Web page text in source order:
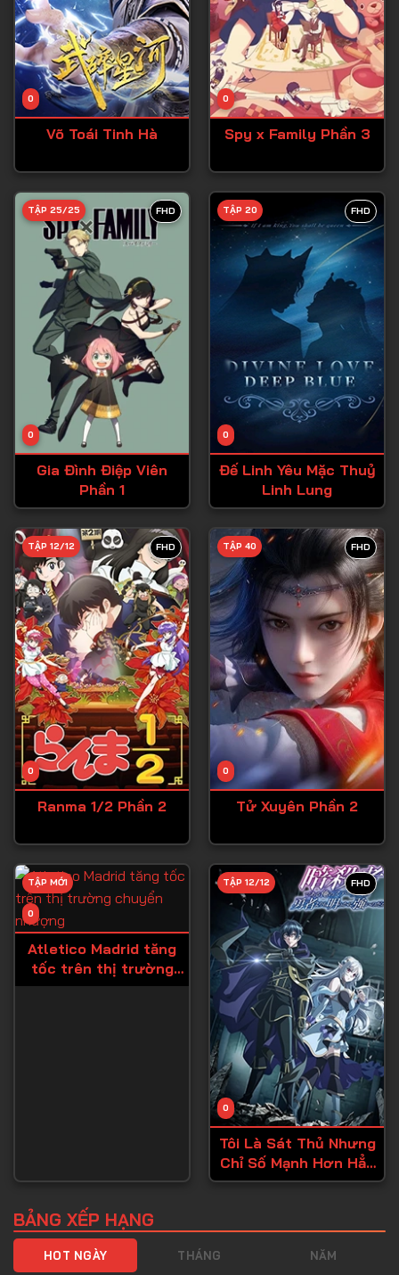
Tập 12
Tập 13
Tập 14
Tập 15
Tập 17
Tập 18
Tập 25
Tập 26
Tập 29
Tập 30
Tập 31
Tập 32
Tập 33
Tập 34
Tập 35
Tập 36
Tập 39
Tập 42
Tập 43
Tập 44
Tập 45
Tập 46
Tập 47
Tập 49
0
Võ Toái Tinh Hà
0
Spy x Family Phần 3
FHD
0
TẬP 25/25
Gia Đình Điệp Viên
Phần 1
FHD
0
TẬP 20
Đế Linh Yêu Mặc Thuỷ
Linh Lung
FHD
0
TẬP 12/12
Ranma 1/2 Phần 2
FHD
0
TẬP 40
Tử Xuyên Phần 2
0
TẬP MỚI
Atletico Madrid tăng
tốc trên thị trường
chuyển nhượng
FHD
0
TẬP 12/12
Tôi Là Sát Thủ Nhưng
Chỉ Số Mạnh Hơn Hẳn
Dũng Sĩ
BẢNG XẾP HẠNG
HOT NGÀY THÁNG NĂM